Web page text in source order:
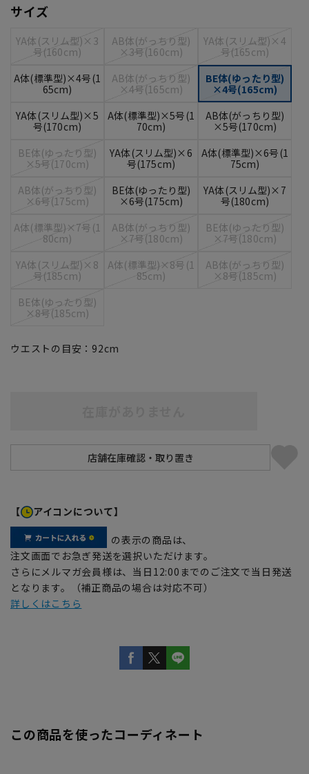
サイズ
YA体(スリム型)×3
号(160cm)
AB体(がっちり型)
×3号(160cm)
YA体(スリム型)×4
号(165cm)
A体(標準型)×4号(1
65cm)
AB体(がっちり型)
×4号(165cm)
BE体(ゆったり型)
×4号(165cm)
YA体(スリム型)×5
号(170cm)
A体(標準型)×5号(1
70cm)
AB体(がっちり型)
×5号(170cm)
BE体(ゆったり型)
×5号(170cm)
YA体(スリム型)×6
号(175cm)
A体(標準型)×6号(1
75cm)
AB体(がっちり型)
×6号(175cm)
BE体(ゆったり型)
×6号(175cm)
YA体(スリム型)×7
号(180cm)
A体(標準型)×7号(1
80cm)
AB体(がっちり型)
×7号(180cm)
BE体(ゆったり型)
×7号(180cm)
YA体(スリム型)×8
号(185cm)
A体(標準型)×8号(1
85cm)
AB体(がっちり型)
×8号(185cm)
BE体(ゆったり型)
×8号(185cm)
ウエストの目安： 92cm
【 アイコンについて】
の表示の商品は、
注文画面でお急ぎ発送を選択いただけます。
さらにメルマガ会員様は、当日12:00までのご注文で当日発送
となります。（補正商品の場合は対応不可）
詳しくはこちら
この商品を使ったコーディネート